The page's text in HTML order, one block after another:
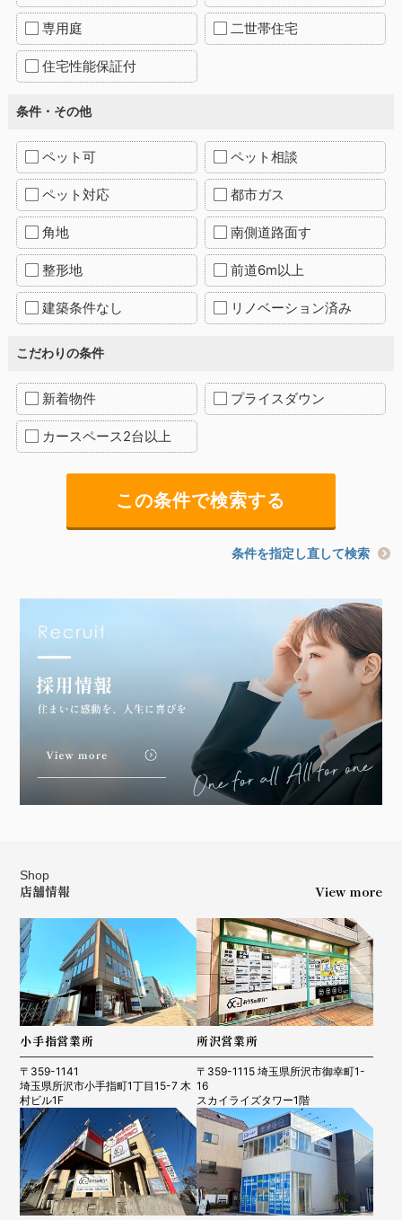
専用庭 二世帯住宅
住宅性能保証付
条件・その他
ペット可 ペット相談
ペット対応 都市ガス
角地 南側道路面す
整形地 前道6m以上
建築条件なし リノベーション済み
こだわりの条件
新着物件 プライスダウン
カースペース2台以上
条件を指定し直して検索
Shop
店舗情報 View more
小手指営業所
〒359-1141
埼玉県所沢市小手指町1丁目15-7 木
村ビル1F
所沢営業所
〒359-1115 埼玉県所沢市御幸町1-
16
スカイライズタワー1階